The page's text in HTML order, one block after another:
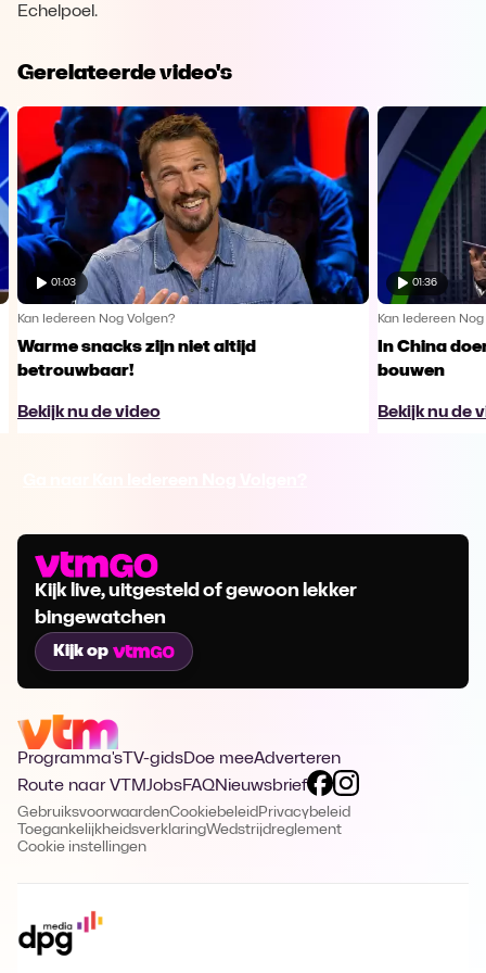
Echelpoel.
Gerelateerde video's
01:03
Kan Iedereen Nog Volgen?
Warme snacks zijn niet altijd
betrouwbaar!
Bekijk nu de video
01:36
Kan Iedereen
In China
bouwen
Bekijk nu de
Kijk live, uitgesteld of gewoon lekker
bingewatchen
Kijk op
Programma's TV-gidsDoe meeAdverteren
Route naar VTMJobsFAQNieuwsbrief
GebruiksvoorwaardenCookiebeleid Privacybeleid
ToegankelijkheidsverklaringWedstrijdreglement
Cookie instellingen